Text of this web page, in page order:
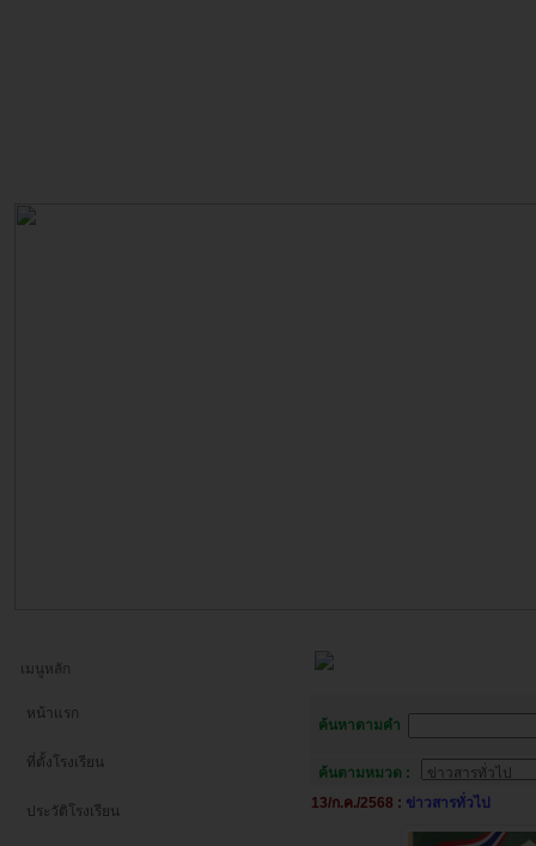
เมนูหลัก
หน้าแรก
ที่ตั้งโรงเรียน
ประวัติโรงเรียน
ค้นหาตามคำ
ค้นตามหมวด :
13/ก.ค./2568 : ข่าวสารทั่วไป